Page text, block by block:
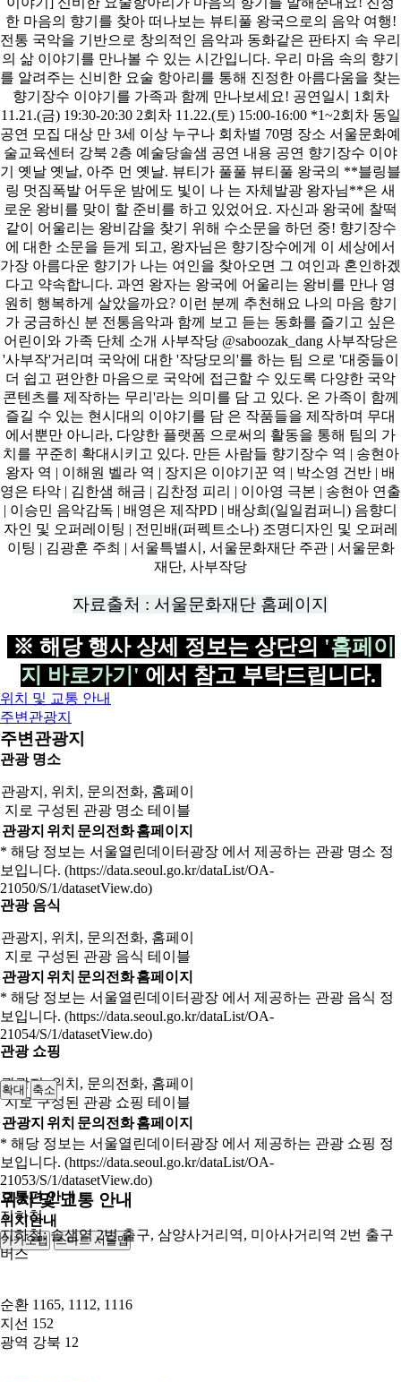
자료출처 : 서울문화재단 홈페이지
※ 해당 행사 상세 정보는 상단의 '홈페이
지 바로가기' 에서 참고 부탁드립니다.
위치 및 교통 안내
주변관광지
주변관광지
관광 명소
관광지, 위치, 문의전화, 홈페이
지로 구성된 관광 명소 테이블
관광지 위치 문의전화홈페이지
* 해당 정보는 서울열린데이터광장 에서 제공하는 관광 명소 정
보입니다. (https://data.seoul.go.kr/dataList/OA-
21050/S/1/datasetView.do)
관광 음식
관광지, 위치, 문의전화, 홈페이
지로 구성된 관광 음식 테이블
관광지 위치 문의전화홈페이지
* 해당 정보는 서울열린데이터광장 에서 제공하는 관광 음식 정
보입니다. (https://data.seoul.go.kr/dataList/OA-
21054/S/1/datasetView.do)
관광 쇼핑
관광지, 위치, 문의전화, 홈페이
지로 구성된 관광 쇼핑 테이블
관광지 위치 문의전화홈페이지
* 해당 정보는 서울열린데이터광장 에서 제공하는 관광 쇼핑 정
보입니다. (https://data.seoul.go.kr/dataList/OA-
21053/S/1/datasetView.do)
위치 및 교통 안내
위치안내
카카오맵 스마트 서울맵
250m
확대 축소
교통편 안내
지하철
지하철: 솔샘역 2번 출구, 삼양사거리역, 미아사거리역 2번 출구
버스
순환 1165, 1112, 1116
지선 152
광역 강북 12